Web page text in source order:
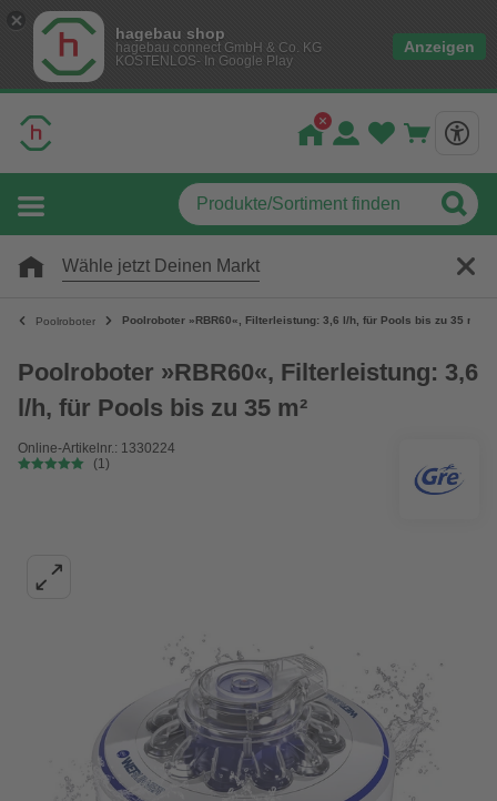
hagebau shop
hagebau connect GmbH & Co. KG
KOSTENLOS- In Google Play
Anzeigen
Wähle jetzt Deinen Markt
Poolroboter Poolroboter »RBR60«, Filterleistung: 3,6 l/h, für Pools bis zu 35 m²
Poolroboter »RBR60«, Filterleistung: 3,6
l/h, für Pools bis zu 35 m²
Online-Artikelnr.: 1330224
(1)